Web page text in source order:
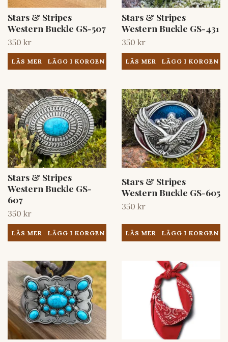
Stars & Stripes
Western Buckle GS-507
350 kr
LÄS MER
Stars & Stripes
Western Buckle GS-431
350 kr
LÄS MER
Stars & Stripes
Western Buckle GS-
607
350 kr
LÄS MER
Stars & Stripes
Western Buckle GS-605
350 kr
LÄS MER